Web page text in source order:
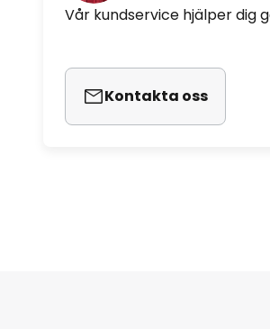
Vår kundservice hjälper dig
Kontakta oss